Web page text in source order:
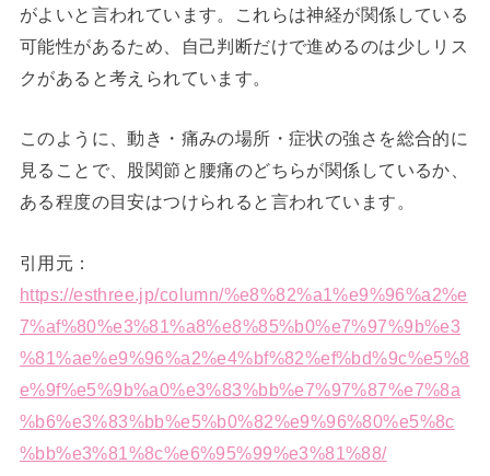
がよいと言われています。これらは神経が関係している
可能性があるため、自己判断だけで進めるのは少しリス
クがあると考えられています。
このように、動き・痛みの場所・症状の強さを総合的に
見ることで、股関節と腰痛のどちらが関係しているか、
ある程度の目安はつけられると言われています。
引用元：
https://esthree.jp/column/%e8%82%a1%e9%96%a2%e
7%af%80%e3%81%a8%e8%85%b0%e7%97%9b%e3
%81%ae%e9%96%a2%e4%bf%82%ef%bd%9c%e5%8
e%9f%e5%9b%a0%e3%83%bb%e7%97%87%e7%8a
%b6%e3%83%bb%e5%b0%82%e9%96%80%e5%8c
%bb%e3%81%8c%e6%95%99%e3%81%88/